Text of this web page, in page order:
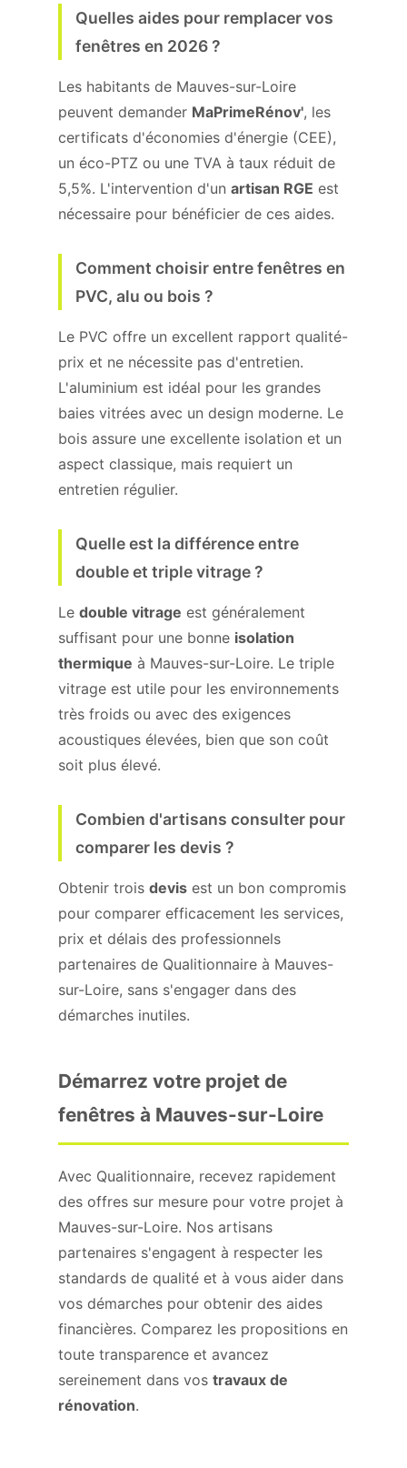
Quelles aides pour remplacer vos
fenêtres en 2026 ?
Les habitants de Mauves-sur-Loire
peuvent demander MaPrimeRénov', les
certificats d'économies d'énergie (CEE),
un éco-PTZ ou une TVA à taux réduit de
5,5%. L'intervention d'un artisan RGE est
nécessaire pour bénéficier de ces aides.
Comment choisir entre fenêtres en
PVC, alu ou bois ?
Le PVC offre un excellent rapport qualité-
prix et ne nécessite pas d'entretien.
L'aluminium est idéal pour les grandes
baies vitrées avec un design moderne. Le
bois assure une excellente isolation et un
aspect classique, mais requiert un
entretien régulier.
Quelle est la différence entre
double et triple vitrage ?
Le double vitrage est généralement
suffisant pour une bonne isolation
thermique à Mauves-sur-Loire. Le triple
vitrage est utile pour les environnements
très froids ou avec des exigences
acoustiques élevées, bien que son coût
soit plus élevé.
Combien d'artisans consulter pour
comparer les devis ?
Obtenir trois devis est un bon compromis
pour comparer efficacement les services,
prix et délais des professionnels
partenaires de Qualitionnaire à Mauves-
sur-Loire, sans s'engager dans des
démarches inutiles.
Démarrez votre projet de
fenêtres à Mauves-sur-Loire
Avec Qualitionnaire, recevez rapidement
des offres sur mesure pour votre projet à
Mauves-sur-Loire. Nos artisans
partenaires s'engagent à respecter les
standards de qualité et à vous aider dans
vos démarches pour obtenir des aides
financières. Comparez les propositions en
toute transparence et avancez
sereinement dans vos travaux de
rénovation.